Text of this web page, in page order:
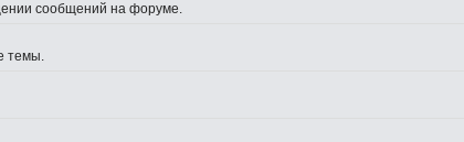
сообщений на форуме.
темы.